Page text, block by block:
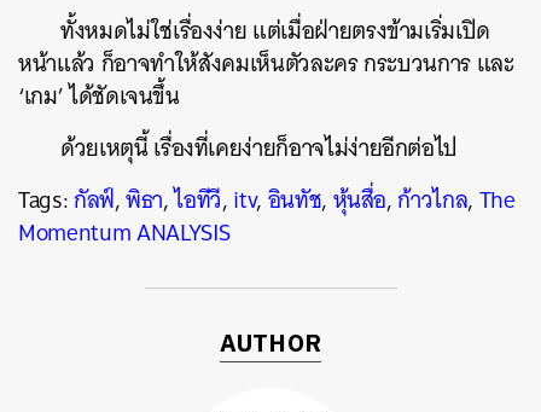
ทั้งหมดไม่ใช่เรื่องง่าย แต่เมื่อฝ่ายตรงข้ามเริ่มเปิด
หน้าแล้ว ก็อาจทำให้สังคมเห็นตัวละคร กระบวนการ และ
‘เกม’ ได้ชัดเจนขึ้น
ด้วยเหตุนี้ เรื่องที่เคยง่ายก็อาจไม่ง่ายอีกต่อไป
Tags:กัลฟ์,พิธา,ไอทีวี,itv,อินทัช,หุ้นสื่อ,ก้าวไกล,The
Momentum ANALYSIS
AUTHOR